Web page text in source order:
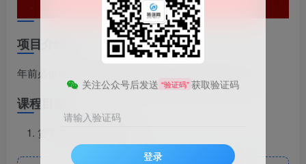
项目介绍
年前必做年货节带货保姆级攻略，让你安心过个肥年
课程目录
货节带货保姆级攻略
关注公众号后发送 “验证码” 获取验证码
请输入验证码
登录